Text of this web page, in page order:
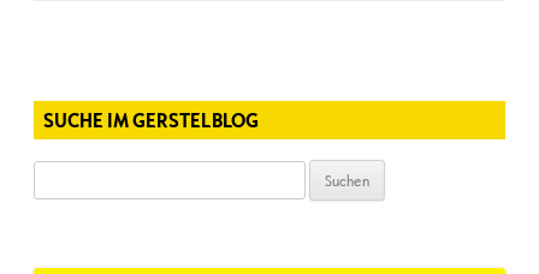
SUCHE IM GERSTELBLOG
nach: